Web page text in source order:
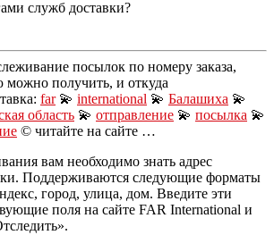
служб доставки?
посылок по номеру заказа,
получить, и откуда
far💫 international 💫 Балашиха 💫
область 💫 отправление 💫 посылка 💫
© читайте на сайте …
вам необходимо знать адрес
Поддерживаются следующие форматы
город, улица, дом. Введите эти
поля на сайте FAR International и